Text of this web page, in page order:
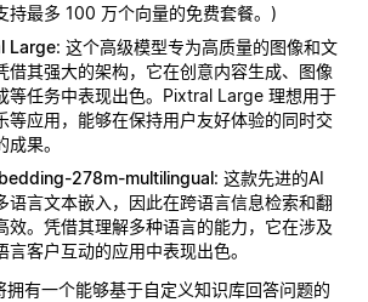
持最多 100 万个向量的免费套餐。)
Large: 这个高级模型专为高质量的图像和文
借其强大的架构，它在创意内容生成、图像
等任务中表现出色。Pixtral Large 理想用于
等应用，能够在保持用户友好体验的同时交
果。
278m-multilingual: 这款先进的AI
语言文本嵌入，因此在跨语言信息检索和翻
效。凭借其理解多种语言的能力，它在涉及
客户互动的应用中表现出色。
拥有一个能够基于自定义知识库回答问题的